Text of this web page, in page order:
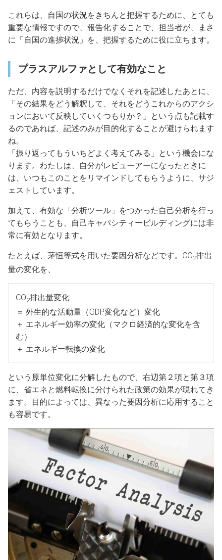
これらは、自国の状況をきちんと把握するために、とても
重要な情報ですので、報告化することで、担当者が、まさ
に「自国の進捗状況」を、把握するために役に立ちます。
プラスアルファとして有効なこと
ただ、内容を説明するだけでなくそれを記述したあとに、
「その結果をどう解釈して、それをどうこれからのアクシ
ョンにおいて反映していくつもりか？」という点も記載す
るのであれば、記述のみが目的化することが避けられます
ね。
「振り返ってもういちどよく考えてみる」という機会にな
ります。わたしは、自分がレビューアーになったときに
は、いつもこのことをリマインドしてもらうように、サジ
ェストしています。
加えて、有効な「分析ツール」をつかった自己分析を行っ
てもらうことも、自己キャパシティービルディングには非
常に有効となります。
たとえば、茅恒等式を用いた要因分析などです。CO2排出
量の変化を、
CO2排出量変化
＝ 外生的な活動量（GDP変化など）変化
＋ エネルギー効率の変化（マクロ経済的な変化を含
む）
＋ エネルギー転換の変化
という原単位変化に分解したもので、右辺第２項と第３項
に、省エネと燃料転換に分けられた政策の効果が現れてき
ます。目的によっては、異なった要因分析に応用すること
も容易です。